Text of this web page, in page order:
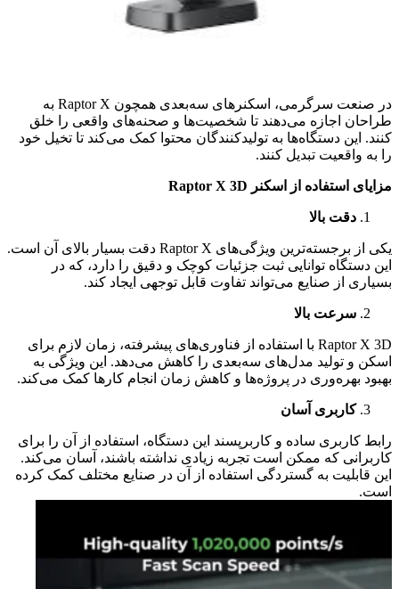
در صنعت سرگرمی، اسکنرهای سه‌بعدی همچون Raptor X به
طراحان اجازه می‌دهند تا شخصیت‌ها و صحنه‌های واقعی را خلق
کنند. این دستگاه‌ها به تولیدکنندگان محتوا کمک می‌کند تا تخیل خود
را به واقعیت تبدیل کنند.
مزایای استفاده از اسکنر
دقت بالا
یکی از برجسته‌ترین ویژگی‌های Raptor X دقت بسیار بالای آن است.
این دستگاه توانایی ثبت جزئیات کوچک و دقیق را دارد، که در
بسیاری از صنایع می‌تواند تفاوت قابل توجهی ایجاد کند.
سرعت بالا
Raptor X 3D با استفاده از فناوری‌های پیشرفته، زمان لازم برای
اسکن و تولید مدل‌های سه‌بعدی را کاهش می‌دهد. این ویژگی به
بهبود بهره‌وری در پروژه‌ها و کاهش زمان انجام کارها کمک می‌کند.
کاربری آسان
رابط کاربری ساده و کاربرپسند این دستگاه، استفاده از آن را برای
کاربرانی که ممکن است تجربه زیادی نداشته باشند، آسان می‌کند.
این قابلیت به گستردگی استفاده از آن در صنایع مختلف کمک کرده
است.